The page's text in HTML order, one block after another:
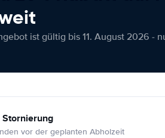
ist gültig bis 11. August 2026 -
Stornierung
vor der geplanten Abholzeit